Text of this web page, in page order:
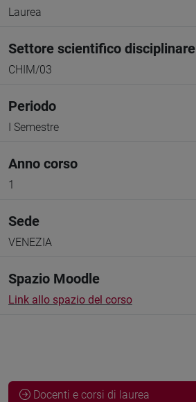
Laurea
Settore scientifico disciplinare
CHIM/03
Periodo
I Semestre
Anno corso
1
Sede
VENEZIA
Spazio Moodle
Link allo spazio del corso
Docenti e corsi di laurea